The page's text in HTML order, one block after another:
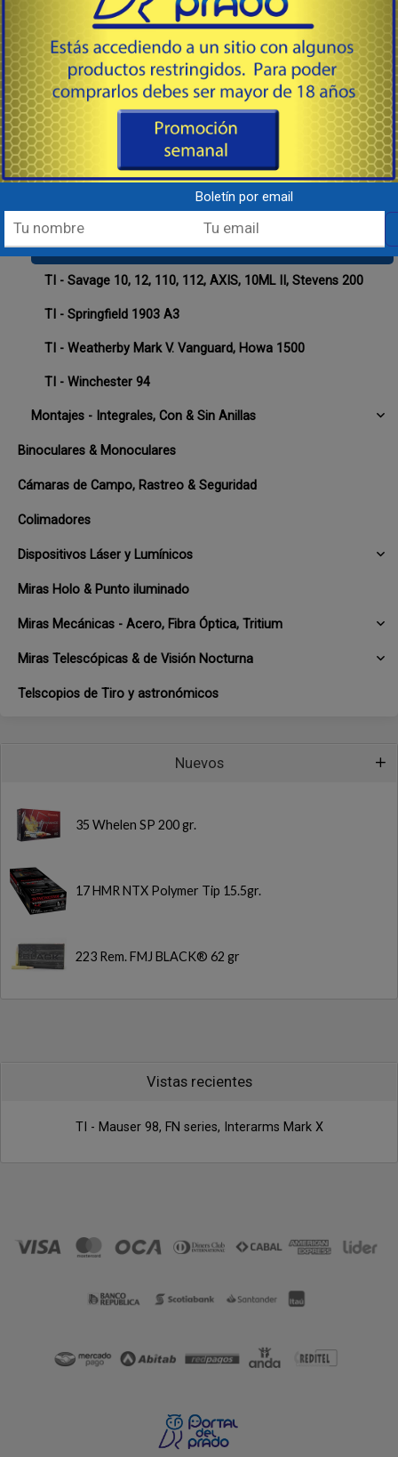
TI - Browning A-Bolt, Cerrojo
TI - Browning BAR, Benelli Argo, R1
TI - Browning Eurobolt, Cerrojo
TI - Browning X - Bolt, Cerrojo
TI - Marlin 9.45, 30AS, 30W, 36, 62, 93, 336, 375, 444, 1993,
1894, 1895
TI - Mauser 96
TI - Mauser 98, FN series, Interarms Mark X
TI - Savage 10, 12, 110, 112, AXIS, 10ML II, Stevens 200
TI - Springfield 1903 A3
TI - Weatherby Mark V. Vanguard, Howa 1500
TI - Winchester 94
Montajes - Integrales, Con & Sin Anillas
Binoculares & Monoculares
Cámaras de Campo, Rastreo & Seguridad
Colimadores
Dispositivos Láser y Lumínicos
Miras Holo & Punto iluminado
Miras Mecánicas - Acero, Fibra Óptica, Tritium
Miras Telescópicas & de Visión Nocturna
Telscopios de Tiro y astronómicos
Nuevos
35 Whelen SP 200 gr.
17 HMR NTX Polymer Tip 15.5gr.
223 Rem. FMJ BLACK® 62 gr
Vistas recientes
TI - Mauser 98, FN series, Interarms Mark X
Boletín por email